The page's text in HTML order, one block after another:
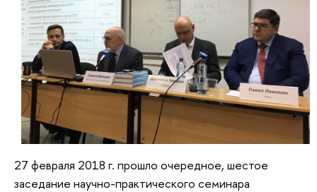
27 февраля 2018 г. прошло очередное, шестое
заседание научно-практического семинара